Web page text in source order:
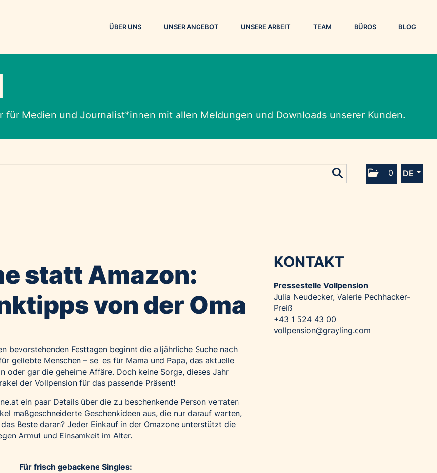
ÜBER UNS UNSER ANGEBOT UNSERE ARBEIT TEAM BÜROS BLOG
Medien und Journalist*innen mit allen Meldungen und Downloads unserer Kunden.
0 DE
statt Amazon:
von der Oma
bevorstehenden Festtagen beginnt die alljährliche Suche nach
geliebte Menschen – sei es für Mama und Papa, das aktuelle
oder gar die geheime Affäre. Doch keine Sorge, dieses Jahr
der Vollpension für das passende Präsent!
ein paar Details über die zu beschenkende Person verraten
maßgeschneiderte Geschenkideen aus, die nur darauf warten,
Beste daran? Jeder Einkauf in der Omazone unterstützt die
Armut und Einsamkeit im Alter.
Für frisch gebackene Singles:
KONTAKT
Pressestelle Vollpension
Julia Neudecker, Valerie Pechhacker-
Preiß
+43 1 524 43 00
vollpension@grayling.com